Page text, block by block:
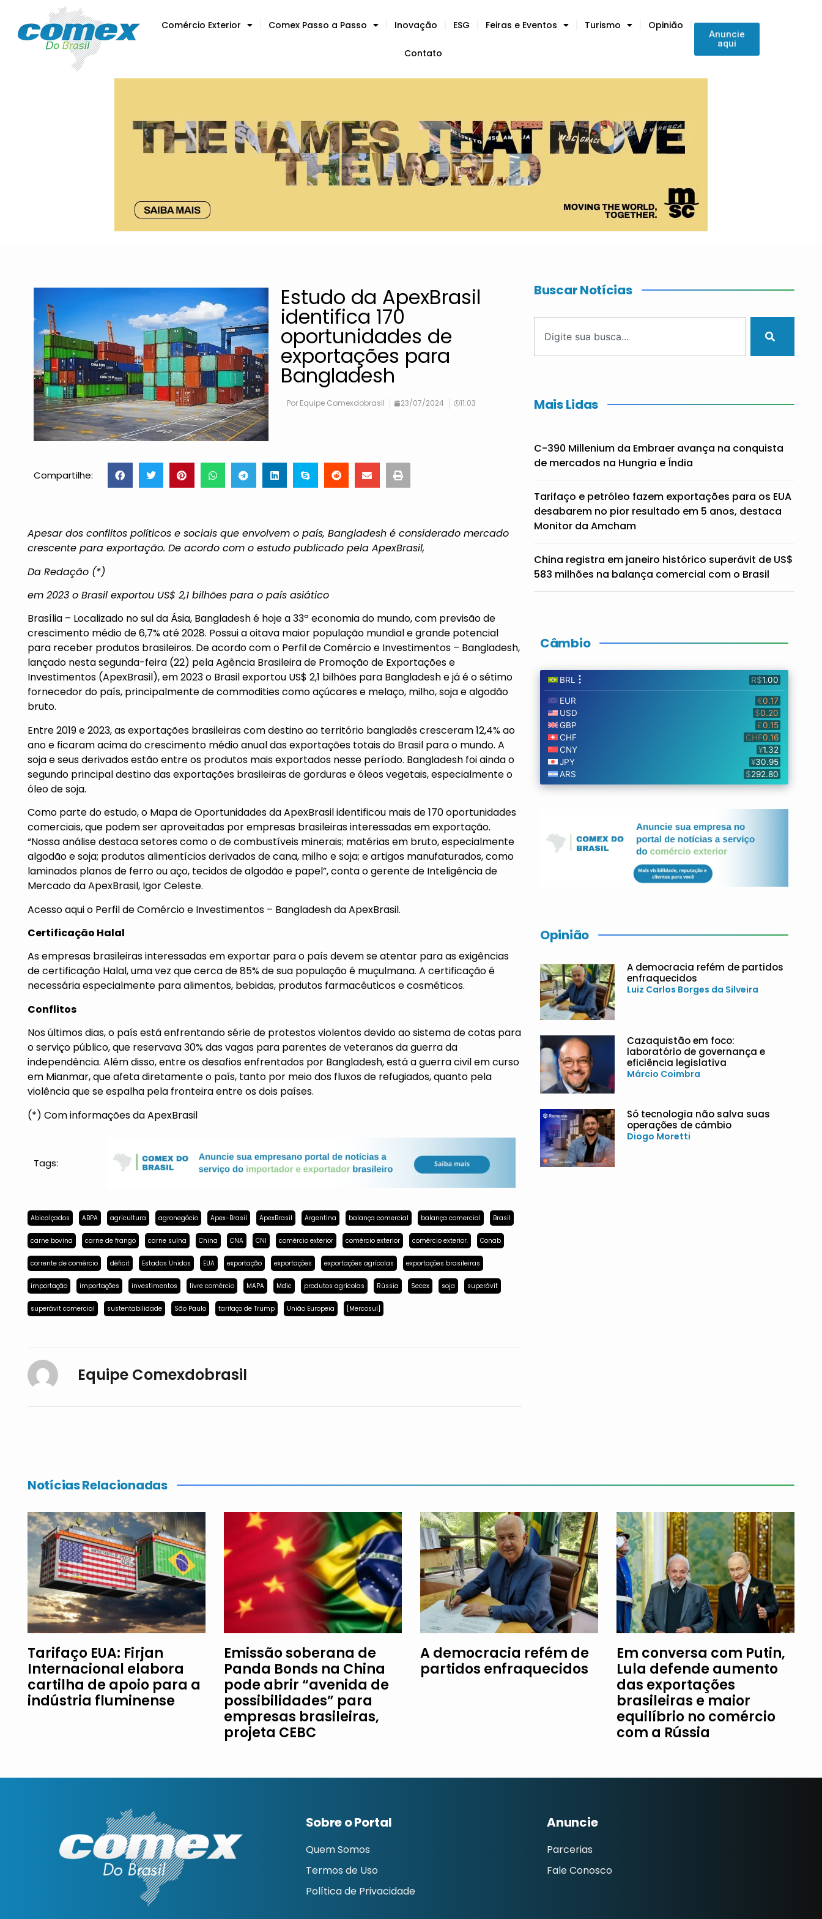
Comércio Exterior Comex Passo a Passo Inovação ESG Feiras e Eventos Turismo Opinião
Contato
Anuncie
aqui
Estudo da ApexBrasil
identifica 170
oportunidades de
exportações para
Bangladesh
Por Equipe Comexdobrasil 23/07/2024 11:03
Compartilhe:
Apesar dos conflitos políticos e sociais que envolvem o país, Bangladesh é considerado mercado
crescente para exportação. De acordo com o estudo publicado pela ApexBrasil,
Da Redação (*)
em 2023 o Brasil exportou US$ 2,1 bilhões para o país asiático
Brasília – Localizado no sul da Ásia, Bangladesh é hoje a 33ª economia do mundo, com previsão de
crescimento médio de 6,7% até 2028. Possui a oitava maior população mundial e grande potencial
para receber produtos brasileiros. De acordo com o Perfil de Comércio e Investimentos – Bangladesh,
lançado nesta segunda-feira (22) pela Agência Brasileira de Promoção de Exportações e
Investimentos (ApexBrasil), em 2023 o Brasil exportou US$ 2,1 bilhões para Bangladesh e já é o sétimo
fornecedor do país, principalmente de commodities como açúcares e melaço, milho, soja e algodão
bruto.
Entre 2019 e 2023, as exportações brasileiras com destino ao território bangladês cresceram 12,4% ao
ano e ficaram acima do crescimento médio anual das exportações totais do Brasil para o mundo. A
soja e seus derivados estão entre os produtos mais exportados nesse período. Bangladesh foi ainda o
segundo principal destino das exportações brasileiras de gorduras e óleos vegetais, especialmente o
óleo de soja.
Como parte do estudo, o Mapa de Oportunidades da ApexBrasil identificou mais de 170 oportunidades
comerciais, que podem ser aproveitadas por empresas brasileiras interessadas em exportação.
“Nossa análise destaca setores como o de combustíveis minerais; matérias em bruto, especialmente
algodão e soja; produtos alimentícios derivados de cana, milho e soja; e artigos manufaturados, como
laminados planos de ferro ou aço, tecidos de algodão e papel”, conta o gerente de Inteligência de
Mercado da ApexBrasil, Igor Celeste.
Acessoaquio Perfil de Comércio e Investimentos – Bangladesh da ApexBrasil.
Certificação Halal
As empresas brasileiras interessadas em exportar para o país devem se atentar para as exigências
de certificação Halal, uma vez que cerca de 85% de sua população é muçulmana. A certificação é
necessária especialmente para alimentos, bebidas, produtos farmacêuticos e cosméticos.
Conflitos
Nos últimos dias, o país está enfrentando série de protestos violentos devido ao sistema de cotas para
o serviço público, que reservava 30% das vagas para parentes de veteranos da guerra da
independência. Além disso, entre os desafios enfrentados por Bangladesh, está a guerra civil em curso
em Mianmar, que afeta diretamente o país, tanto por meio dos fluxos de refugiados, quanto pela
violência que se espalha pela fronteira entre os dois países.
(*) Com informações da ApexBrasil
Tags:
Abicalçados ABPA agricultura agronegócio Apex-Brasil ApexBrasil Argentina balança comercial balança comercial Brasil
carne bovina carne de frango carne suína China CNA CNI comércio exterior comércio exterior comércio exterior. Conab
corrente de comércio déficit Estados Unidos EUA exportação exportações exportações agrícolas exportações brasileiras
importação importações investimentos livre comércio MAPA Mdic produtos agrícolas Rússia Secex soja superávit
superávit comercial sustentabilidade São Paulo tarifaço de Trump União Europeia [Mercosul]
Equipe Comexdobrasil
Buscar Notícias
Mais Lidas
C-390 Millenium da Embraer avança na conquista
de mercados na Hungria e Índia
Tarifaço e petróleo fazem exportações para os EUA
desabarem no pior resultado em 5 anos, destaca
Monitor da Amcham
China registra em janeiro histórico superávit de US$
583 milhões na balança comercial com o Brasil
Câmbio
Opinião
A democracia refém de partidos
enfraquecidos
Luiz Carlos Borges da Silveira
Cazaquistão em foco:
laboratório de governança e
eficiência legislativa
Márcio Coimbra
Só tecnologia não salva suas
operações de câmbio
Diogo Moretti
Notícias Relacionadas
Tarifaço EUA: Firjan
Internacional elabora
cartilha de apoio para a
indústria fluminense
Emissão soberana de
Panda Bonds na China
pode abrir “avenida de
possibilidades” para
empresas brasileiras,
projeta CEBC
A democracia refém de
partidos enfraquecidos
Em conversa com Putin,
Lula defende aumento
das exportações
brasileiras e maior
equilíbrio no comércio
com a Rússia
Sobre o Portal
Quem Somos
Termos de Uso
Política de Privacidade
Anuncie
Parcerias
Fale Conosco